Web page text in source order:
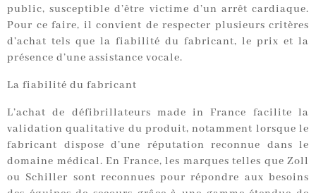
public, susceptible d’être victime d’un arrêt cardiaque.
Pour ce faire, il convient de respecter plusieurs critères
d’achat tels que la fiabilité du fabricant, le prix et la
présence d’une assistance vocale.
La fiabilité du fabricant
L’achat de défibrillateurs made in France facilite la
validation qualitative du produit, notamment lorsque le
fabricant dispose d’une réputation reconnue dans le
domaine médical. En France, les marques telles que Zoll
ou Schiller sont reconnues pour répondre aux besoins